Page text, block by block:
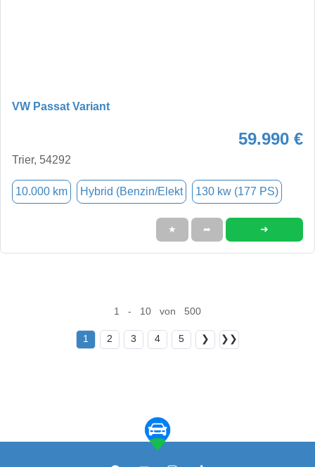
VW Passat Variant
59.990 €
Trier, 54292
10.000 km Hybrid (Benzin/Elekt 130 kw (177 PS)
★ ➦ ➜
1 - 10 von 500
1 2 3 4 5 ❯ ❯❯